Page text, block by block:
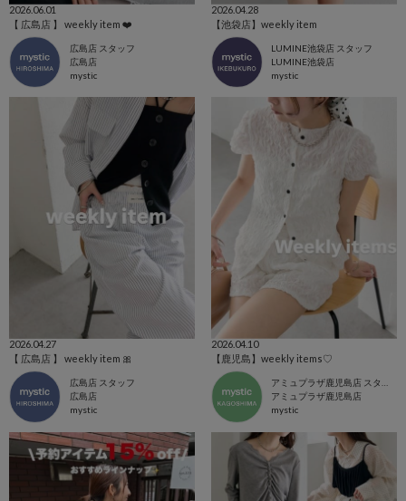
2026.06.01
【 広島店 】 weekly item ❤️
広島店 スタッフ
広島店
mystic
2026.04.28
【池袋店】weekly item
LUMINE池袋店 スタッフ
LUMINE池袋店
mystic
2026.04.27
【 広島店 】 weekly item 🎀
広島店 スタッフ
広島店
mystic
2026.04.10
【鹿児島】weekly items♡
アミュプラザ鹿児島店
mystic